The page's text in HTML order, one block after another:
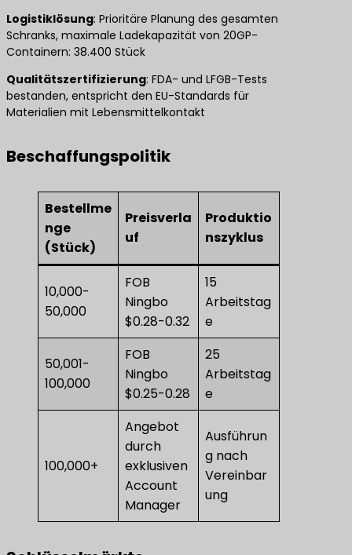
​Logistiklösung​​: Prioritäre Planung des gesamten
Schranks, maximale Ladekapazität von 20GP-
Containern: 38.400 Stück
Qualitätszertifizierung​: FDA- und LFGB-Tests
bestanden, entspricht den EU-Standards für
Materialien mit Lebensmittelkontakt
Beschaffungspolitik
Bestellme
nge
(Stück)
Preisverla
uf
Produktio
nszyklus
10,000-
50,000
FOB
Ningbo
$0.28-0.32
15
Arbeitstag
e
50,001-
100,000
FOB
Ningbo
$0.25-0.28
25
Arbeitstag
e
100,000+
Angebot
durch
exklusiven
Account
Manager
Ausführun
g nach
Vereinbar
ung